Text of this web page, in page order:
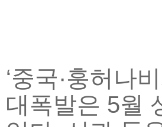
‘중국·훙허나
대폭발은 5월